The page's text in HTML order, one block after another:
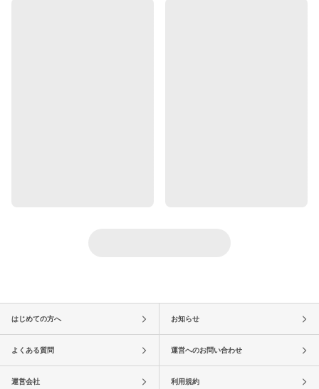
はじめての方へ お知らせ
よくある質問 運営へのお問い合わせ
運営会社 利用規約